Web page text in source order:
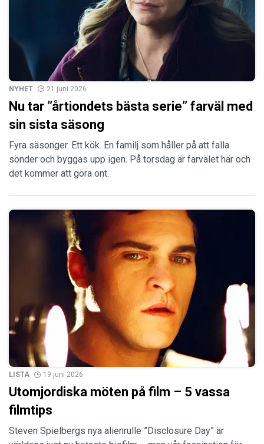
NYHET 21 juni 2026
Nu tar ”årtiondets bästa serie” farväl med
sin sista säsong
Fyra säsonger. Ett kök. En familj som håller på att falla
sönder och byggas upp igen. På torsdag är farvälet här och
det kommer att göra ont.
LISTA 19 juni 2026
Utomjordiska möten på film – 5 vassa
filmtips
Steven Spielbergs nya alienrulle ”Disclosure Day” är